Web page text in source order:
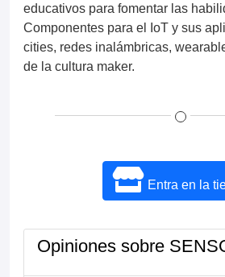
educativos para fomentar las
Componentes para el IoT y sus
cities, redes inalámbricas,
de la cultura maker.
Entra en la
Opiniones sobre